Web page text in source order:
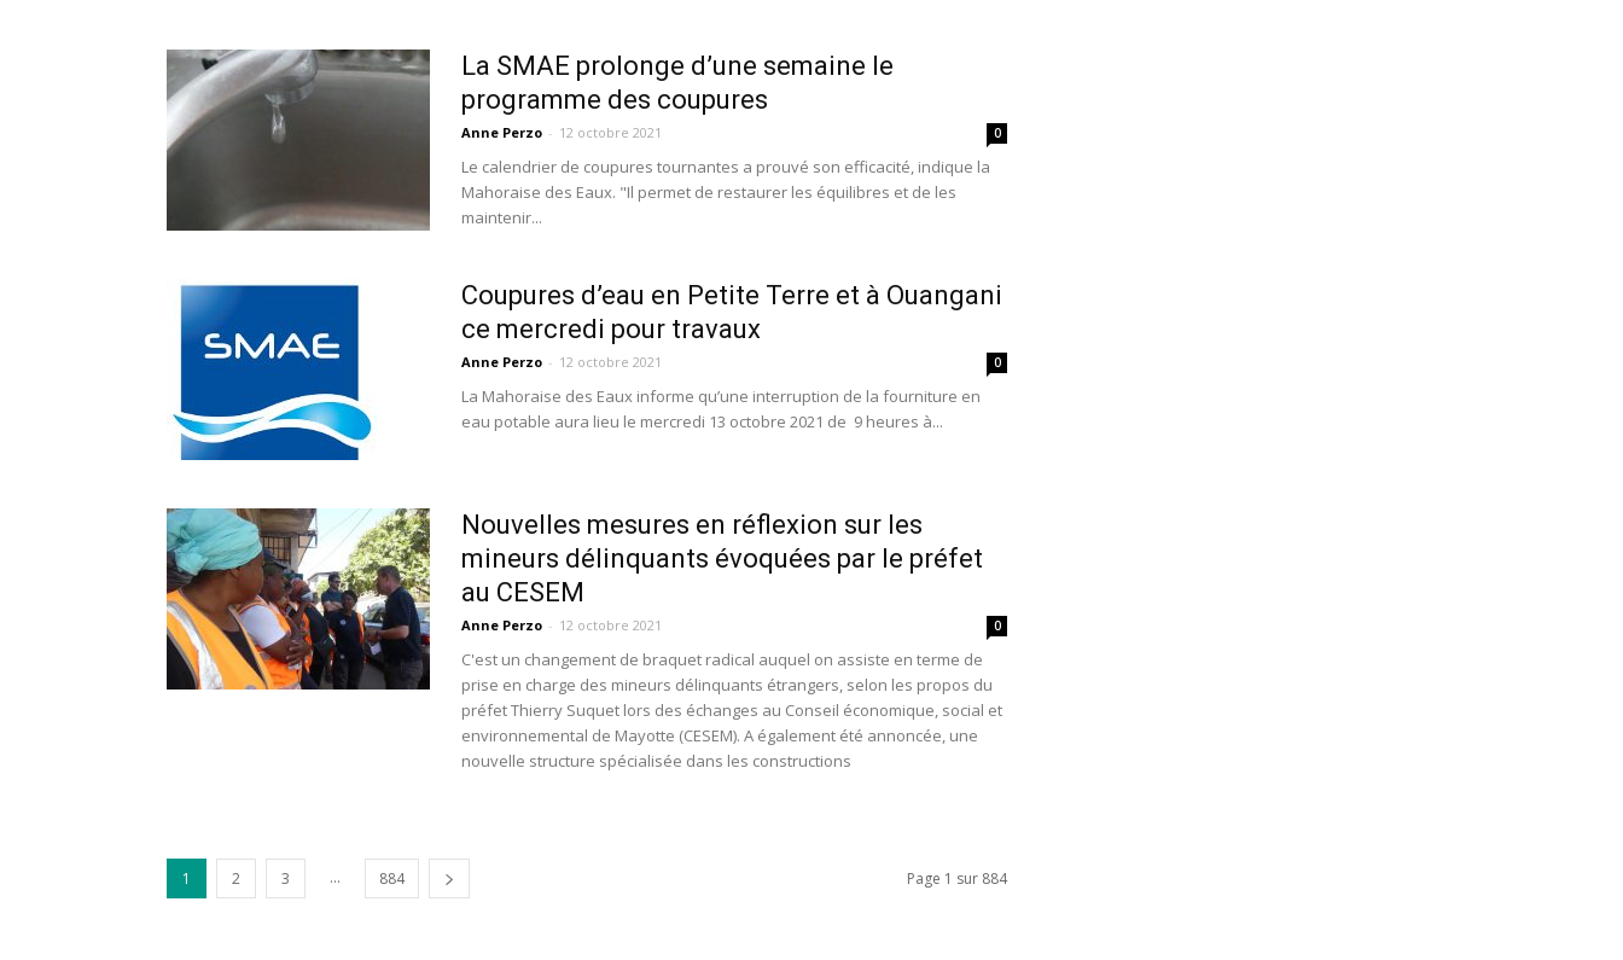
La SMAE prolonge d’une semaine le
programme des coupures
Anne Perzo - 12 octobre 2021 0
Le calendrier de coupures tournantes a prouvé son efficacité, indique la
Mahoraise des Eaux. "Il permet de restaurer les équilibres et de les
maintenir...
Coupures d’eau en Petite Terre et à Ouangani
ce mercredi pour travaux
Anne Perzo - 12 octobre 2021 0
La Mahoraise des Eaux informe qu’une interruption de la fourniture en
eau potable aura lieu le mercredi 13 octobre 2021 de 9 heures à...
Nouvelles mesures en réflexion sur les
mineurs délinquants évoquées par le préfet
au CESEM
Anne Perzo - 12 octobre 2021 0
C'est un changement de braquet radical auquel on assiste en terme de
prise en charge des mineurs délinquants étrangers, selon les propos du
préfet Thierry Suquet lors des échanges au Conseil économique, social et
environnemental de Mayotte (CESEM). A également été annoncée, une
nouvelle structure spécialisée dans les constructions
1 2 3 ... 884 Page 1 sur 884